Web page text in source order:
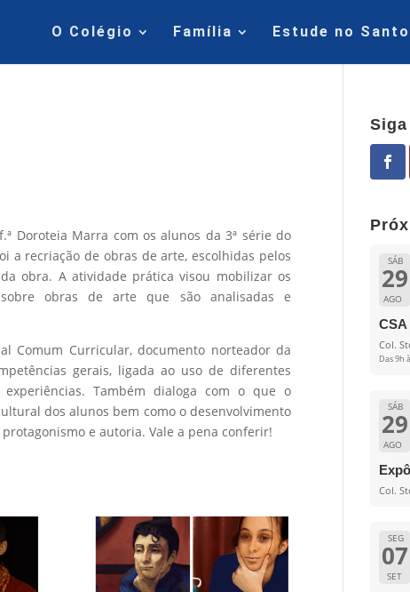
O Colégio Família Estude no
Doroteia Marra com os alunos da 3ª série do
a recriação de obras de arte, escolhidas pelos
obra. A atividade prática visou mobilizar os
obras de arte que são analisadas e
Comum Curricular, documento norteador da
gerais, ligada ao uso de diferentes
Também dialoga com o que o
dos alunos bem como o desenvolvimento
e autoria. Vale a pena conferir!
SÁB
29
AGO
Col.
Das 9h
SÁB
29
AGO
Col.
SEG
07
SET